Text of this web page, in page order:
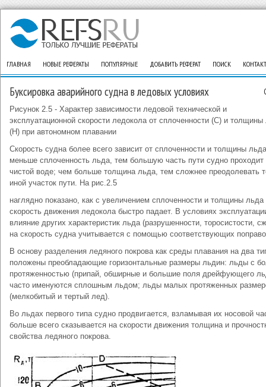
ГЛАВНАЯ НОВЫЕ РЕФЕРАТЫ ПОПУЛЯРНЫЕ ДОБАВИТЬ РЕФЕРАТ ПОИСК
Буксировка аварийного судна в ледовых условиях
Рисунок 2.5 - Характер зависимости ледовой технической и
эксплуатационной скорости ледокола от сплоченности (С) и толщины
(H) при автономном плавании
Скорость судна более всего зависит от сплоченности и толщины
меньше сплоченность льда, тем большую часть пути судно проходит
чистой воде; чем больше толщина льда, тем сложнее преодолевать
иной участок пути. На рис.2.5
наглядно показано, как с увеличением сплоченности и толщины льда
скорость движения ледокола быстро падает. В условиях
влияние других характеристик льда (разрушенности, торосистости,
на скорость судна учитывается с помощью соответствующих
В основу разделения ледяного покрова как среды плавания на два
положены преобладающие горизонтальные размеры льдин: льды с
протяженностью (припай, обширные и большие поля дрейфующего
часто именуются сплошным льдом; льды малых протяженных
(мелкобитый и тертый лед).
Во льдах первого типа судно продвигается, взламывая их носовой
больше всего сказывается на скорости движения толщина и
свойства ледяного покрова.